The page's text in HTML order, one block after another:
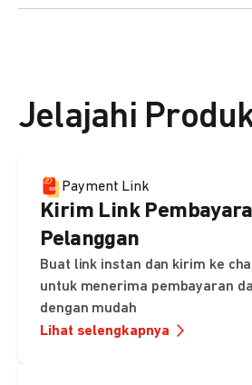
Jelajahi
Payment Link
Kirim Link
Pelanggan
Buat link instan dan kirim ke
untuk menerima pembayaran
dengan mudah
Lihat selengkapnya